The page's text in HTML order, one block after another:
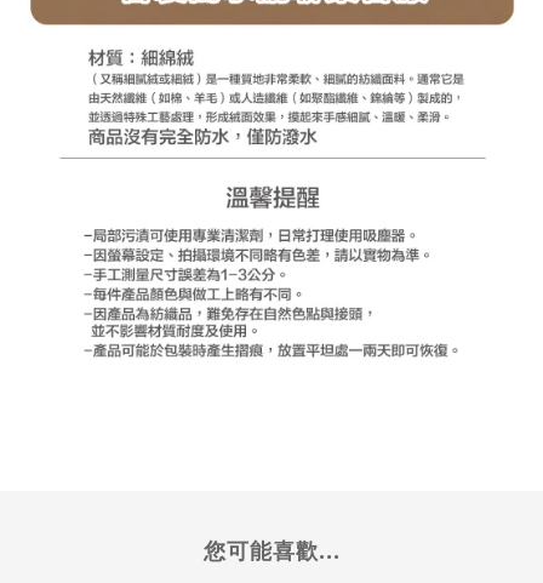
您可能喜歡...